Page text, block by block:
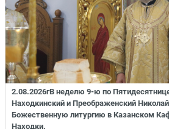
2.08.2026гВ неделю 9-ю по
Находкинский и Преображенский
Божественную литургию в Казанском
Находки.